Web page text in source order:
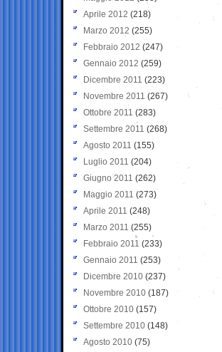
Aprile 2012 (218)
Marzo 2012 (255)
Febbraio 2012 (247)
Gennaio 2012 (259)
Dicembre 2011 (223)
Novembre 2011 (267)
Ottobre 2011 (283)
Settembre 2011 (268)
Agosto 2011 (155)
Luglio 2011 (204)
Giugno 2011 (262)
Maggio 2011 (273)
Aprile 2011 (248)
Marzo 2011 (255)
Febbraio 2011 (233)
Gennaio 2011 (253)
Dicembre 2010 (237)
Novembre 2010 (187)
Ottobre 2010 (157)
Settembre 2010 (148)
Agosto 2010 (75)